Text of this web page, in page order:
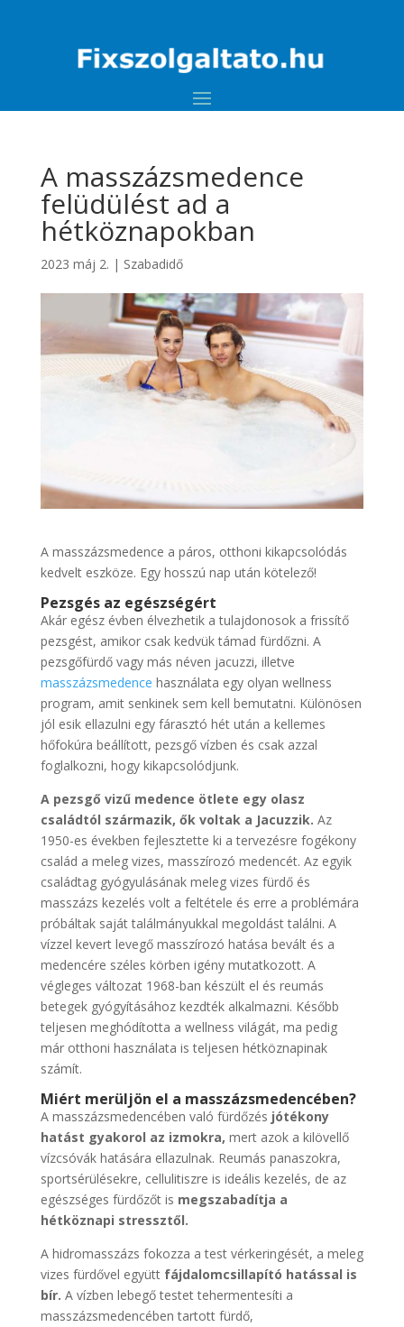
A masszázsmedence
felüdülést ad a
hétköznapokban
2023 máj 2. | Szabadidő
A masszázsmedence a páros, otthoni kikapcsolódás
kedvelt eszköze. Egy hosszú nap után kötelező!
Pezsgés az egészségért
Akár egész évben élvezhetik a tulajdonosok a frissítő
pezsgést, amikor csak kedvük támad fürdőzni. A
pezsgőfürdő vagy más néven jacuzzi, illetve
masszázsmedence használata egy olyan wellness
program, amit senkinek sem kell bemutatni. Különösen
jól esik ellazulni egy fárasztó hét után a kellemes
hőfokúra beállított, pezsgő vízben és csak azzal
foglalkozni, hogy kikapcsolódjunk.
A pezsgő vizű medence ötlete egy olasz
családtól származik, ők voltak a Jacuzzik. Az
1950-es években fejlesztette ki a tervezésre fogékony
család a meleg vizes, masszírozó medencét. Az egyik
családtag gyógyulásának meleg vizes fürdő és
masszázs kezelés volt a feltétele és erre a problémára
próbáltak saját találmányukkal megoldást találni. A
vízzel kevert levegő masszírozó hatása bevált és a
medencére széles körben igény mutatkozott. A
végleges változat 1968-ban készült el és reumás
betegek gyógyításához kezdték alkalmazni. Később
teljesen meghódította a wellness világát, ma pedig
már otthoni használata is teljesen hétköznapinak
számít.
Miért merüljön el a masszázsmedencében?
A masszázsmedencében való fürdőzés jótékony
hatást gyakorol az izmokra, mert azok a kilövellő
vízcsóvák hatására ellazulnak. Reumás panaszokra,
sportsérülésekre, cellulitiszre is ideális kezelés, de az
egészséges fürdőzőt is megszabadítja a
hétköznapi stressztől.
A hidromasszázs fokozza a test vérkeringését, a meleg
vizes fürdővel együtt fájdalomcsillapító hatással is
bír. A vízben lebegő testet tehermentesíti a
masszázsmedencében tartott fürdő,